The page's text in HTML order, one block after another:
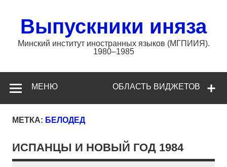
содержимому
Выпускники иняза
Минский институт иностранных языков (МГПИИЯ).
1980–1985
ОБЛАСТЬ ВИДЖЕТОВ
МЕНЮ
МЕТКА: БЕЛОДЕД
ИСПАНЦЫ И НОВЫЙ ГОД 1984